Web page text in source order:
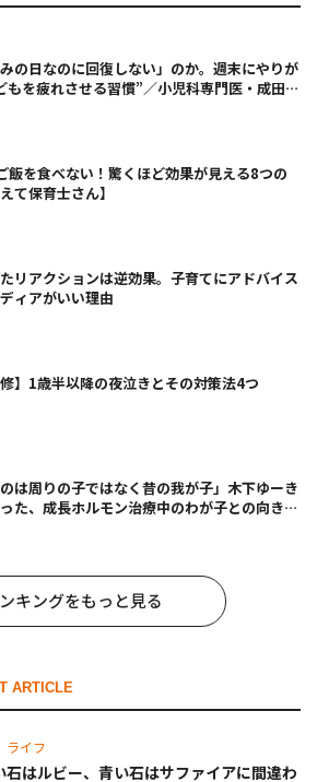
の日なのに回復しない」のか。週末にやりが
もを疲れさせる習慣”／小児科専門医・成田奈
飯を食べない！驚くほど効果が見える8つの
て保育士さん】
リアクションは逆効果。子育てにアドバイス
ィアがいい理由
修】1歳半以降の夜泣きとその対策法4つ
のは周りの子ではなく昔の我が子」木下ゆーき
た、成長ホルモン治療中のわが子との向き合
キングをもっと見る
ARTICLE
ライフ
石はルビー、青い石はサファイアに間違わ